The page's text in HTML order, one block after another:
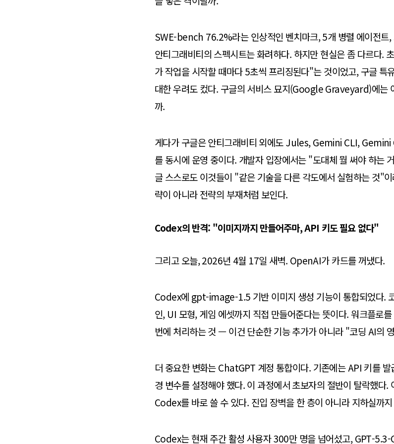
SWE-bench 76.2%라는 인상적인 벤치마크, 5개 병렬 에이전트
안티그래비티의 스펙시트는 화려하다. 하지만 현실은 좀 다르다.
가 작업을 시작할 때마다 5초씩 프리징된다"는 것이었고, 구글 특
대한 우려도 컸다. 구글의 서비스 묘지(Google Graveyard)에는
까.
게다가 구글은 안티그래비티 외에도 Jules, Gemini CLI,
를 동시에 운영 중이다. 개발자 입장에서는 "도대체 뭘 써야 하는
글 스스로도 이것들이 "같은 기술을 다른 각도에서 실험하는 것"
략이 아니라 전략의 부재처럼 보인다.
Codex의 반격: "이미지까지 만들어주마, API 키도 필요 없다"
그리고 오늘, 2026년 4월 17일 새벽. OpenAI가 카드를 꺼냈다.
Codex에 gpt-image-1.5 기반 이미지 생성 기능이 통합되었다.
인, UI 모형, 게임 에셋까지 직접 만들어준다는 뜻이다. 워크플로
번에 처리하는 것 — 이건 단순한 기능 추가가 아니라 "코딩 AI의
더 중요한 변화는 ChatGPT 계정 통합이다. 기존에는 API 키를
경 변수를 설정해야 했다. 이 과정에서 초보자의 절반이 탈락했다
Codex를 바로 쓸 수 있다. 진입 장벽을 한 층이 아니라 지하실까
Codex는 현재 주간 활성 사용자 300만 명을 넘어섰고, GPT-